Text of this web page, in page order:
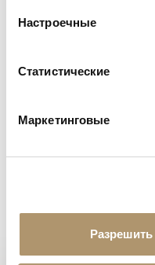
Настроечные
Статистические
Маркетинговые
чтобы удовлетворить
Каркас выполнен из
выполнено из
позволяет материалу
мягкий комфорт.
являются съёмными, в
CONFIGURATORE